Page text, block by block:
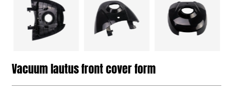
Vacuum lautus front cover form